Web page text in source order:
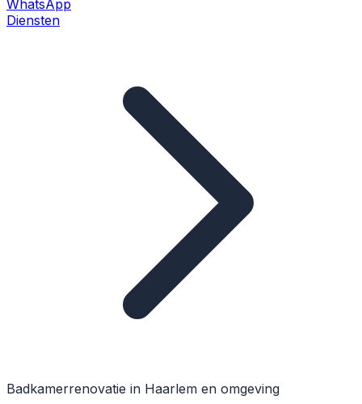
WhatsApp
Diensten
Badkamerrenovatie in Haarlem en omgeving